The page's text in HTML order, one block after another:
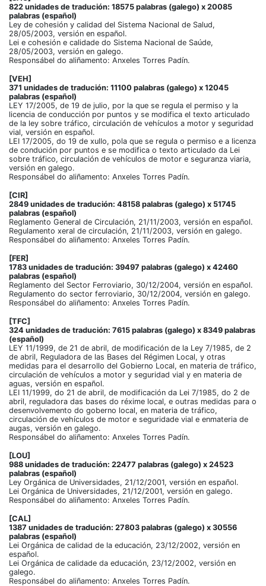
822 unidades de tradución: 18575 palabras (galego) x 20085
palabras (español)
Ley de cohesión y calidad del Sistema Nacional de Salud,
28/05/2003, versión en español.
Lei e cohesión e calidade do Sistema Nacional de Saúde,
28/05/2003, versión en galego.
Responsábel do aliñamento: Anxeles Torres Padín.
[VEH]
371 unidades de tradución: 11100 palabras (galego) x 12045
palabras (español)
LEY 17/2005, de 19 de julio, por la que se regula el permiso y la
licencia de conducción por puntos y se modifica el texto articulado
de la ley sobre tráfico, circulación de vehículos a motor y seguridad
vial, versión en español.
LEI 17/2005, do 19 de xullo, pola que se regula o permiso e a licenza
de condución por puntos e se modifica o texto articulado da Lei
sobre tráfico, circulación de vehículos de motor e seguranza viaria,
versión en galego.
Responsábel do aliñamento: Anxeles Torres Padín.
[CIR]
2849 unidades de tradución: 48158 palabras (galego) x 51745
palabras (español)
Reglamento General de Circulación, 21/11/2003, versión en español.
Regulamento xeral de circulación, 21/11/2003, versión en galego.
Responsábel do aliñamento: Anxeles Torres Padín.
[FER]
1783 unidades de tradución: 39497 palabras (galego) x 42460
palabras (español)
Reglamento del Sector Ferroviario, 30/12/2004, versión en español.
Regulamento do sector ferroviario, 30/12/2004, versión en galego.
Responsábel do aliñamento: Anxeles Torres Padín.
[TFC]
324 unidades de tradución: 7615 palabras (galego) x 8349 palabras
(español)
LEY 11/1999, de 21 de abril, de modificación de la Ley 7/1985, de 2
de abril, Reguladora de las Bases del Régimen Local, y otras
medidas para el desarrollo del Gobierno Local, en materia de tráfico,
circulación de vehículos a motor y seguridad vial y en materia de
aguas, versión en español.
LEI 11/1999, do 21 de abril, de modificación da Lei 7/1985, do 2 de
abril, reguladora das bases do réxime local, e outras medidas para o
desenvolvemento do goberno local, en materia de tráfico,
circulación de vehículos de motor e seguridade vial e enmateria de
augas, versión en galego.
Responsábel do aliñamento: Anxeles Torres Padín.
[LOU]
988 unidades de tradución: 22477 palabras (galego) x 24523
palabras (español)
Ley Orgánica de Universidades, 21/12/2001, versión en español.
Lei Orgánica de Universidades, 21/12/2001, versión en galego.
Responsábel do aliñamento: Anxeles Torres Padín.
[CAL]
1387 unidades de tradución: 27803 palabras (galego) x 30556
palabras (español)
Lei Orgánica de calidad de la educación, 23/12/2002, versión en
español.
Lei Orgánica de calidade da educación, 23/12/2002, versión en
galego.
Responsábel do aliñamento: Anxeles Torres Padín.